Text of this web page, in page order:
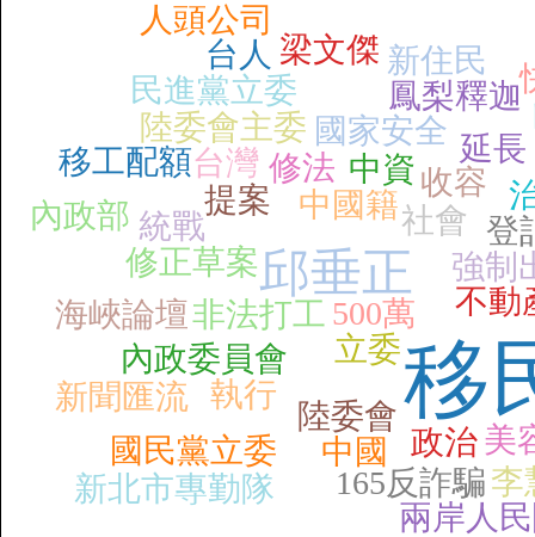
移
邱垂正
中國
中國籍
中資
修正草案
不動
500萬
延長
強制
提案 收容
修法
台灣
登
社會
立委
陸委會主委
民進黨立委
台人
國家安全
國民黨立委
執行
內政委員會
非法打工
梁文傑
鳳梨釋迦
統戰
陸委會
海峽論壇
美
165反詐騙李
新北市專勤隊
移工配額
新住民
人頭公司
新聞匯流
內政部
政治
兩岸人